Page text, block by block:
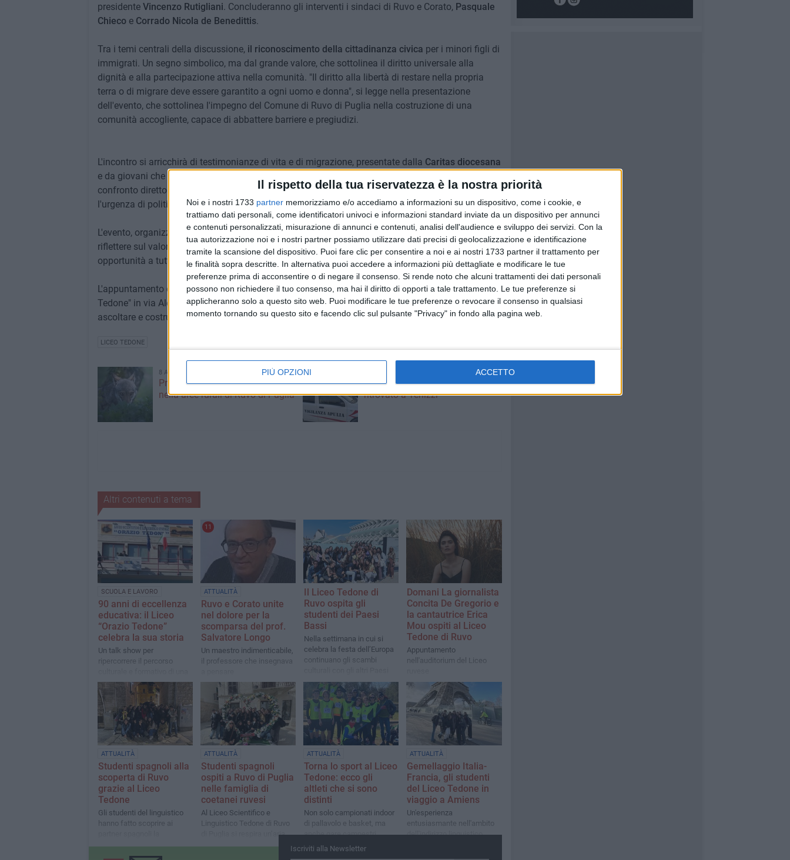
Il rispetto della tua riservatezza è la nostra priorità
Noi e i nostri 1733 partner memorizziamo e/o accediamo a informazioni su un dispositivo, come i cookie, e
trattiamo dati personali, come identificatori univoci e informazioni standard inviate da un dispositivo per annunci
e contenuti personalizzati, misurazione di annunci e contenuti, analisi dell'audience e sviluppo dei servizi. Con la
tua autorizzazione noi e i nostri partner possiamo utilizzare dati precisi di geolocalizzazione e identificazione
tramite la scansione del dispositivo. Puoi fare clic per consentire a noi e ai nostri 1733 partner il trattamento per
le finalità sopra descritte. In alternativa puoi accedere a informazioni più dettagliate e modificare le tue
preferenze prima di acconsentire o di negare il consenso. Si rende noto che alcuni trattamenti dei dati personali
possono non richiedere il tuo consenso, ma hai il diritto di opporti a tale trattamento. Le tue preferenze si
applicheranno solo a questo sito web. Puoi modificare le tue preferenze o revocare il consenso in qualsiasi
momento tornando su questo sito e facendo clic sul pulsante "Privacy" in fondo alla pagina web.
PIÙ OPZIONI ACCETTO
presidente Vincenzo Rutigliani. Concluderanno gli interventi i sindaci di Ruvo e Corato, Pasquale
Chiecoe Corrado Nicola de Benedittis.
Tra i temi centrali della discussione, il riconoscimento della cittadinanza civica per i minori figli di
immigrati. Un segno simbolico, ma dal grande valore, che sottolinea il diritto universale alla
dignità e alla partecipazione attiva nella comunità. "Il diritto alla libertà di restare nella propria
terra o di migrare deve essere garantito a ogni uomo e donna", si legge nella presentazione
dell'evento, che sottolinea l'impegno del Comune di Ruvo di Puglia nella costruzione di una
comunità accogliente, capace di abbattere barriere e pregiudizi.
L'incontro si arricchirà di testimonianze di vita e di migrazione, presentate dalla Caritas diocesana
e da giovani che hanno vissuto in prima persona il percorso dell'integrazione. Un momento di
confronto diretto che permetterà di mettere al centro le voci dei protagonisti, rendendo tangibile
l'urgenza di politiche inclusive.
L'evento, organizzato con il supporto del progettoLa Dote e la Rete , vuole offrire un momento per
riflettere sul valore della diversità culturale e sulle sfide ancora aperte nel garantire pari
opportunità a tutti i cittadini, indipendentemente dalla loro origine.
L'appuntamento è fissato per mercoledì 20 novembre, presso l'Auditorium del Liceo "Orazio
Tedone" in via Alessandro Volta 13. Un invito aperto a tutta la comunità ruvese per discutere,
ascoltare e costruire insieme una realtà più inclusiva.
LICEO TEDONE
8 AGOSTO 2026
Probabile presenza di un lupo
nella aree rurali di Ruvo di Puglia
Furgone rubato a Ruvo di Puglia
ritrovato a Terlizzi
Altri contenuti a tema
SCUOLA E LAVORO
90 anni di eccellenza
educativa: il Liceo
“Orazio Tedone”
celebra la sua storia
Un talk show per
ripercorrere il percorso
delle istituzioni scolastiche
più longeve di Ruvo di Puglia
11
ATTUALITÀ
Ruvo e Corato unite
nel dolore per la
scomparsa del prof.
Salvatore Longo
Un maestro indimenticabile,
il professore che insegnava
Il Liceo Tedone di
Ruvo ospita gli
studenti dei Paesi
Bassi
Nella settimana in cui si
celebra la festa dell’Europa
continuano gli scambi
Domani La giornalista
Concita De Gregorio e
la cantautrice Erica
Mou ospiti al Liceo
Tedone di Ruvo
Appuntamento
nell'auditorium del Liceo
ATTUALITÀ
Studenti spagnoli alla
scoperta di Ruvo
grazie al Liceo
Tedone
Gli studenti del linguistico
hanno fatto scoprire ai
Cattedrale ruvese e altre
località limitrofe
ATTUALITÀ
Studenti spagnoli
ospiti a Ruvo di Puglia
nelle famiglia di
coetanei ruvesi
Al Liceo Scientifico e
Linguistico Tedone di Ruvo
di Puglia si respira un’aria
internazionale
ATTUALITÀ
Torna lo sport al Liceo
Tedone: ecco gli
altleti che si sono
distinti
Non solo campionati indoor
di pallavolo e basket, ma
anche gare campestri
provinciali
ATTUALITÀ
Gemellaggio Italia-
Francia, gli studenti
del Liceo Tedone in
viaggio a Amiens
Un'esperienza
entusiasmante nell'ambito
dell'indirizzo linguistico
Iscriviti alla Newsletter